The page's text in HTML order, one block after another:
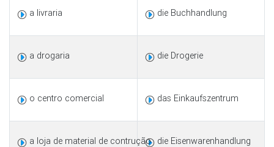
a livraria die Buchhandlung
a drogaria die Drogerie
o centro comercial das Einkaufszentrum
a loja de material de contrução die Eisenwarenhandlung